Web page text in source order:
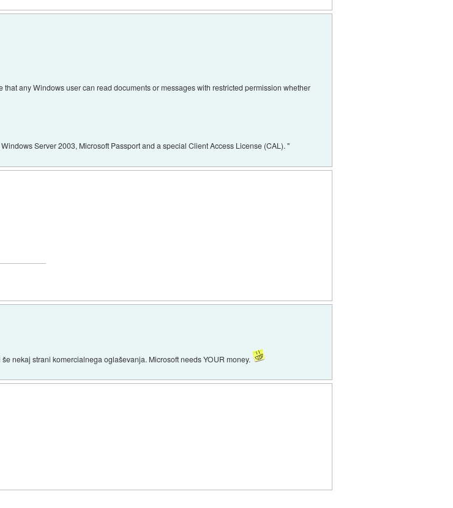
any Windows user can read documents or messages with restricted permission whether
Server 2003, Microsoft Passport and a special Client Access License (CAL). "
nekaj strani komercialnega oglaševanja. Microsoft needs YOUR money.